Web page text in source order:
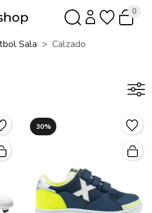
0
Sala Calzado
30%